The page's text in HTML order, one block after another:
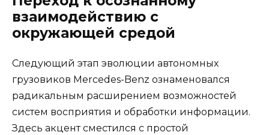
взаимодействию с
окружающей средой
Следующий этап эволюции автономных
грузовиков Mercedes-Benz ознаменовался
радикальным расширением возможностей
систем восприятия и обработки информации.
Здесь акцент сместился с простой